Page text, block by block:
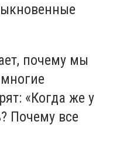
почему мы
«Когда же у
Почему все